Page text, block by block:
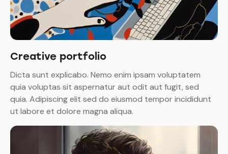
Creative portfolio
Dicta sunt explicabo. Nemo enim ipsam voluptatem
quia voluptas sit aspernatur aut odit aut fugit, sed
quia. Adipiscing elit sed do eiusmod tempor incididunt
ut labore et dolore magna aliqua.